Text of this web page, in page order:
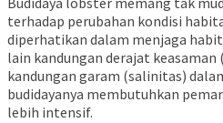
terhadap perubahan kondisi
diperhatikan dalam menjaga
lain kandungan derajat keasaman
kandungan garam (salinitas)
budidayanya membutuhkan
lebih intensif.